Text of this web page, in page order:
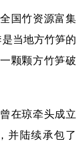
国竹资源富集
当地方竹笋的
颗颗方竹笋破
在琼牵头成立
并陆续承包了